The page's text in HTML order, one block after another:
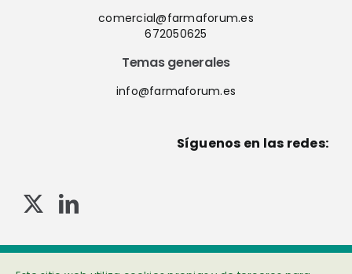
comercial@farmaforum.es
672050625
Temas generales
info@farmaforum.es
Síguenos en las redes:
© Copyright 2013-2023 . Todos los derechos reservados